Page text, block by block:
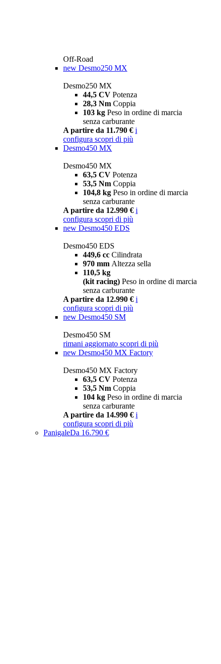
Off-Road
new Desmo250 MX
Desmo250 MX
44,5 CV Potenza
28,3 Nm Coppia
103 kg Peso in ordine di marcia
senza carburante
A partire da 11.790 € i
configura scopri di più
Desmo450 MX
Desmo450 MX
63,5 CV Potenza
53,5 Nm Coppia
104,8 kg Peso in ordine di marcia
senza carburante
A partire da 12.990 € i
configura scopri di più
new Desmo450 EDS
Desmo450 EDS
449,6 cc Cilindrata
970 mm Altezza sella
110,5 kg
(kit racing) Peso in ordine di marcia
senza carburante
A partire da 12.990 € i
configura scopri di più
new Desmo450 SM
Desmo450 SM
rimani aggiornato scopri di più
new Desmo450 MX Factory
Desmo450 MX Factory
63,5 CV Potenza
53,5 Nm Coppia
104 kg Peso in ordine di marcia
senza carburante
A partire da 14.990 € i
configura scopri di più
PanigaleDa 16.790 €